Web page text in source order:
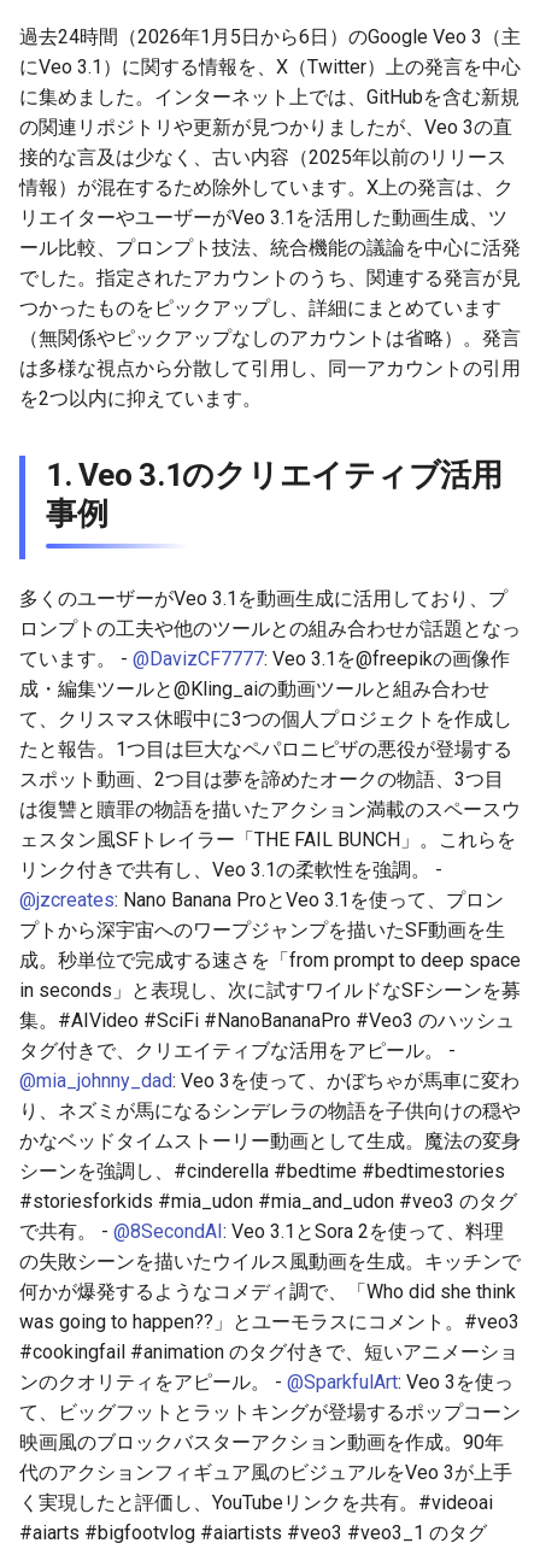
s
e
a
r
h
2026-07-10
2026-07-09
2026-07-08
2026-07-07
2026-07-06
2026-07-05
2026-06-30
2026-06-29
2026-06-28
2026-06-26
2026-06-25
2026-06-24
2026-06-23
2026-06-22
2026-06-21
2026-06-20
2026-06-19
2026-06-18
2026-06-17
2026-06-16
2026-06-15
2026-06-14
2025-12-24
2025-12-23
2025-12-22
2025-12-21
2025-12-20
2025-12-19
2025-12-14
2025-12-13
2025-12-12
2025-12-11
2025-12-10
2025-12-09
2025-12-08
2025-12-07
2025-12-06
2025-12-05
2025-12-04
2025-12-03
2025-12-02
2025-12-01
2025-11-30
2025-11-29
2026-07-10
2026-07-09
2026-07-08
2026-07-07
2026-07-06
2026-07-05
2026-06-30
2026-06-29
2026-06-28
2026-06-26
2026-06-25
2026-06-24
2026-06-23
2026-06-22
2026-06-21
2026-06-20
2026-06-19
2026-06-18
2026-06-17
2026-06-16
2026-06-15
2026-06-14
2025-12-24
2025-12-23
2025-12-22
2025-12-21
2025-12-20
2025-12-19
2025-12-14
2025-12-13
2025-12-12
2025-12-11
2025-12-10
2025-12-09
2025-12-08
2025-12-07
2025-12-06
2025-12-05
2025-12-04
2025-12-03
2025-12-02
2025-12-01
2025-11-30
2025-11-29
2026-05-17
2026-05-10
2026-05-03
2026-04-26
2026-04-19
2026-04-15
2026-05-24
2026-05-17
2026-05-10
2026-05-03
2026-04-26
2026-04-19
2026-03-15
2026-03-08
2026-03-01
2026-02-22
2026-02-15
2026-02-08
2026-02-01
2026-01-25
2026-01-18
2026-01-11
2026-01-04
2025-11-16
2025-11-09
2025-11-02
2025-10-26
2025-10-19
2025-10-12
2025-09-21
2025-09-19
2026-05-24
2026-05-17
2026-05-10
2026-05-03
2026-04-26
2026-04-19
2026-03-15
2026-03-08
2026-03-01
2026-02-22
2026-02-15
2026-02-08
2026-02-05
2026-05-24
2026-05-17
2026-05-10
2026-05-03
2026-04-26
2026-04-19
2026-03-15
2026-03-08
2026-03-01
2026-02-22
2026-02-15
2026-02-08
2026-02-01
2026-01-25
2026-01-18
2026-01-11
2026-01-04
2025-11-09
2025-11-02
2025-10-26
2025-10-19
2025-10-12
2025-10-05
2026-07-10
2026-07-09
2026-07-08
2026-07-07
2026-07-05
2026-07-04
2026-06-29
2026-06-28
2026-06-26
2026-06-25
2026-06-24
2026-06-23
2026-06-21
2026-06-20
2026-06-19
2026-06-18
2026-06-17
2026-06-16
2026-06-14
2026-06-13
2026-06-12
2026-06-11
2025-12-24
2025-12-23
2025-12-22
2025-12-21
2025-12-20
2025-12-19
2025-12-14
2025-12-13
2025-12-12
2025-12-11
2025-12-10
2025-12-09
2025-12-08
2025-12-07
2025-12-06
2025-12-05
2025-12-04
2025-12-03
2025-12-02
2025-12-01
2025-11-30
2025-11-29
2026-05-24
2026-05-17
2026-05-10
2026-05-03
2026-04-26
2026-04-19
2026-03-15
2026-03-08
2026-03-01
2026-02-22
2026-02-15
2026-02-08
2026-02-01
2026-01-25
2026-01-18
2026-01-11
2026-01-04
2025-11-09
2025-11-02
2025-10-26
2025-10-19
2025-10-12
2025-10-05
2026-05-10
2026-05-03
2026-04-26
2026-04-19
2026-04-12
2026-04-07
2026-03-08
2026-03-01
2026-02-22
2026-02-15
2026-02-08
2026-02-01
2026-01-25
2026-01-18
2026-01-13
2025-12-24
2025-12-23
2025-12-22
2025-12-21
2025-12-20
2025-12-19
2025-12-18
2025-12-17
2025-12-16
2025-12-14
2025-12-13
2025-12-12
2025-12-11
2025-12-10
2025-12-09
2025-12-08
2025-12-07
2025-12-06
2025-12-05
2025-12-04
2025-12-03
2025-12-02
2025-12-01
2025-11-30
2025-11-29
2026-05-24
2026-05-17
2026-05-10
2026-05-03
2026-04-26
2026-04-19
2026-03-15
2026-03-08
2026-03-01
2026-02-22
2026-02-15
2026-02-08
2026-02-01
2026-01-25
2026-01-18
2026-01-11
2026-01-04
2026-07-09
2026-07-08
2026-07-07
2026-07-06
2026-07-05
2026-07-04
2026-06-29
2026-06-28
2026-06-27
2026-06-26
2026-06-25
2026-06-24
2026-06-23
2026-06-22
2026-06-21
2026-06-20
2026-06-19
2026-06-18
2026-06-17
2026-06-16
2026-06-15
2026-06-14
2026-05-30
2026-05-23
2026-05-19
2026-05-18
2026-05-23
2026-05-19
2026-07-08
2026-07-07
2026-07-06
2026-07-05
2026-07-04
2026-07-02
2026-06-25
2026-06-24
2026-06-23
2026-06-22
2026-06-21
2026-06-20
2026-06-18
2026-06-17
2026-06-16
2026-06-15
2026-06-14
2026-06-13
2026-06-11
2026-06-10
2026-06-09
2026-06-08
2026-05-24
2026-05-17
2026-05-10
2026-05-03
2026-04-26
2026-04-19
過去24時間（2026年1月5日から6日）のGoogle Veo 3（主
にVeo 3.1）に関する情報を、X（Twitter）上の発言を中心
に集めました。インターネット上では、GitHubを含む新規
の関連リポジトリや更新が見つかりましたが、Veo 3の直
接的な言及は少なく、古い内容（2025年以前のリリース
情報）が混在するため除外しています。X上の発言は、ク
リエイターやユーザーがVeo 3.1を活用した動画生成、ツ
ール比較、プロンプト技法、統合機能の議論を中心に活発
でした。指定されたアカウントのうち、関連する発言が見
つかったものをピックアップし、詳細にまとめています
（無関係やピックアップなしのアカウントは省略）。発言
は多様な視点から分散して引用し、同一アカウントの引用
を2つ以内に抑えています。
1. Veo 3.1のクリエイティブ活用
事例
多くのユーザーがVeo 3.1を動画生成に活用しており、プ
ロンプトの工夫や他のツールとの組み合わせが話題となっ
ています。 - @DavizCF7777: Veo 3.1を@freepikの画像作
成・編集ツールと@Kling_aiの動画ツールと組み合わせ
て、クリスマス休暇中に3つの個人プロジェクトを作成し
たと報告。1つ目は巨大なペパロニピザの悪役が登場する
スポット動画、2つ目は夢を諦めたオークの物語、3つ目
は復讐と贖罪の物語を描いたアクション満載のスペースウ
ェスタン風SFトレイラー「THE FAIL BUNCH」。これらを
リンク付きで共有し、Veo 3.1の柔軟性を強調。 -
@jzcreates: Nano Banana ProとVeo 3.1を使って、プロン
プトから深宇宙へのワープジャンプを描いたSF動画を生
成。秒単位で完成する速さを「from prompt to deep space
in seconds」と表現し、次に試すワイルドなSFシーンを募
集。#AIVideo #SciFi #NanoBananaPro #Veo3 のハッシュ
タグ付きで、クリエイティブな活用をアピール。 -
@mia_johnny_dad: Veo 3を使って、かぼちゃが馬車に変わ
り、ネズミが馬になるシンデレラの物語を子供向けの穏や
かなベッドタイムストーリー動画として生成。魔法の変身
シーンを強調し、#cinderella #bedtime #bedtimestories
#storiesforkids #mia_udon #mia_and_udon #veo3 のタグ
で共有。 - @8SecondAI: Veo 3.1とSora 2を使って、料理
の失敗シーンを描いたウイルス風動画を生成。キッチンで
何かが爆発するようなコメディ調で、「Who did she think
was going to happen??」とユーモラスにコメント。#veo3
#cookingfail #animation のタグ付きで、短いアニメーショ
ンのクオリティをアピール。 - @SparkfulArt: Veo 3を使っ
て、ビッグフットとラットキングが登場するポップコーン
映画風のブロックバスターアクション動画を作成。90年
代のアクションフィギュア風のビジュアルをVeo 3が上手
く実現したと評価し、YouTubeリンクを共有。#videoai
#aiarts #bigfootvlog #aiartists #veo3 #veo3_1 のタグ